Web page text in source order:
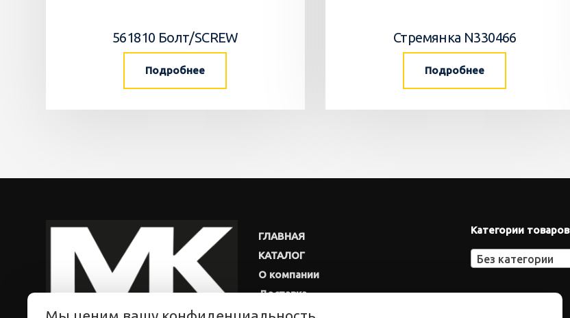
561810 Болт/SCREW
Подробнее
Стремянка N330466
Подробнее
ГЛАВНАЯ
КАТАЛОГ
О компании
Доставка
Новости
Категории товаров
Без категории